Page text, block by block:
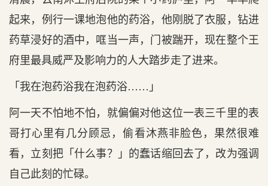
起来，例行一课地泡他的药浴，他刚脱了衣服，钻进
药草浸好的酒中，哐当一声，门被踹开，现在整个王
府里最具威严及影响力的人大踏步走了进来。
「我在泡药浴我在泡药浴……」
阿一天不怕地不怕，就偏偏对他这位一表三千里的表
哥打心里有几分顾忌，偷看沐燕非脸色，果然很难
看，立刻把「什么事？」的蠢话缩回去了，改为强调
自己此刻的忙碌。